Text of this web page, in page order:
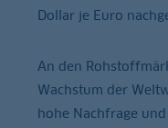
Dollar je Euro
An den
Wachstum der
hohe Nachfrage